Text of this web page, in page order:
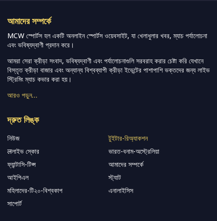
আমাদের সম্পর্কে
MCW স্পোর্টস হল একটি অনলাইন স্পোর্টস ওয়েবসাইট, যা খেলাধুলার খবর, ম্যাচ পর্যালোচনা
এবং ভবিষ্যদ্বাণী প্রদান করে।
আমরা সেরা ক্রীড়া সংবাদ, ভবিষ্যদ্বাণী এবং পর্যালোচনাগুলি সরবরাহ করার চেষ্টা করি যেখানে
বিস্তৃত ক্রীড়া বাজার এবং অন্যান্য বিশ্বব্যাপী ক্রীড়া ইভেন্টের পাশাপাশি ভক্তদের জন্য লাইভ
স্ট্রিমিং ম্যাচ কভার করা হয়।
আরও পড়ুন…
দ্রুত লিঙ্ক
নিউজ
টুইটার-রিঅ্যাকশন
लলাইভ স্কোর
ভারত-বনাম-অস্ট্রেলিয়া
ফ্যান্টাসি-টিপ্স
আমাদের সম্পর্কে
আইপিএল
স্ট্যাট
মহিলাদের-টি২০-বিশ্বকাপ
এনালাইসিস
সাপোর্ট